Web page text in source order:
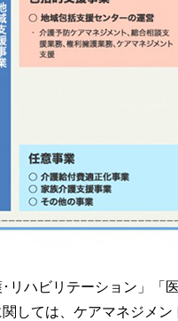
リハビリテーション」
しては、ケアマネジメ